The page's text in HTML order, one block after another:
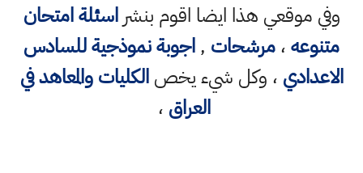
وفي موقعي هذا ايضا اقوم بنشراسئلة امتحان
متنوعه،مرشحات ,اجوبة نموذجية للسادس
الاعدادي ، وكل شيء يخصالكليات والمعاهد في
العراق ،